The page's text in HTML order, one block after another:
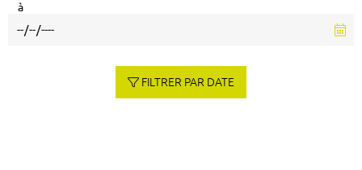
à
FILTRER PAR DATE